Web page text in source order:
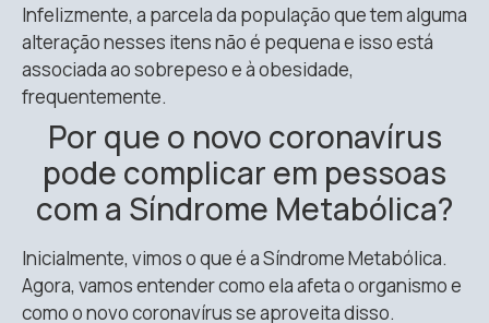
Infelizmente, a parcela da população que tem alguma
alteração nesses itens não é pequena e isso está
associada ao sobrepeso e à obesidade,
frequentemente.
Por que o novo coronavírus
pode complicar em pessoas
com a Síndrome Metabólica?
Inicialmente, vimos o que é a Síndrome Metabólica.
Agora, vamos entender como ela afeta o organismo e
como o novo coronavírus se aproveita disso.